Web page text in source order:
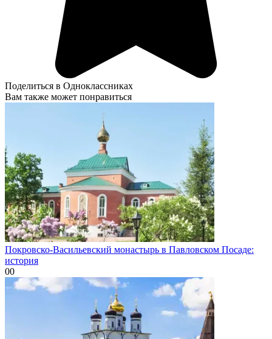
Поделиться в Одноклассниках
Вам также может понравиться
Покровско-Васильевский монастырь в Павловском Посаде:
история
00